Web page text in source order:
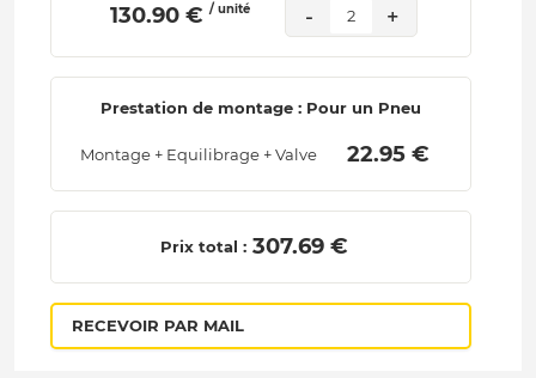
130.90 € / unité - 2 +
Prestation de montage : Pour un Pneu
Montage + Equilibrage + Valve 22.95 €
Prix total : 307.69 €
RECEVOIR PAR MAIL